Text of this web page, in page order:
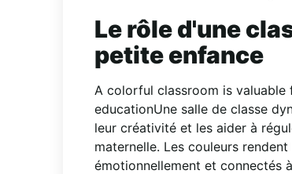
Le rôle d'une
petite enfance
A colorful classroom is
educationUne salle de classe
leur créativité et les aider à
maternelle. Les couleurs
émotionnellement et connectés